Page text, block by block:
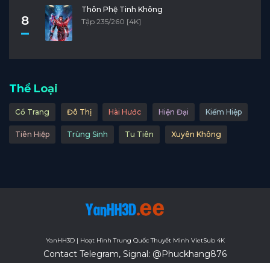
8
Thôn Phệ Tinh Không
Tập 235/260 [4K]
Thể Loại
Cổ Trang Đô Thị Hài Hước Hiện Đại Kiếm Hiệp
Tiên Hiệp Trùng Sinh Tu Tiên Xuyên Không
YanHH3D | Hoạt Hình Trung Quốc Thuyết Minh VietSub 4K
Contact Telegram, Signal: @Phuckhang876